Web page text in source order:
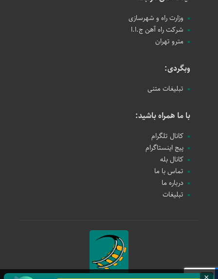
وزارت راه و شهرسازی
شرکت راه آهن ج.ا.ا
مترو تهران
وبگردی:
تبلیغات متنی
با ما همراه باشید:
کانال تلگرام
پیج اینستاگرام
کانال بله
تماس با ما
درباره ما
تبلیغات